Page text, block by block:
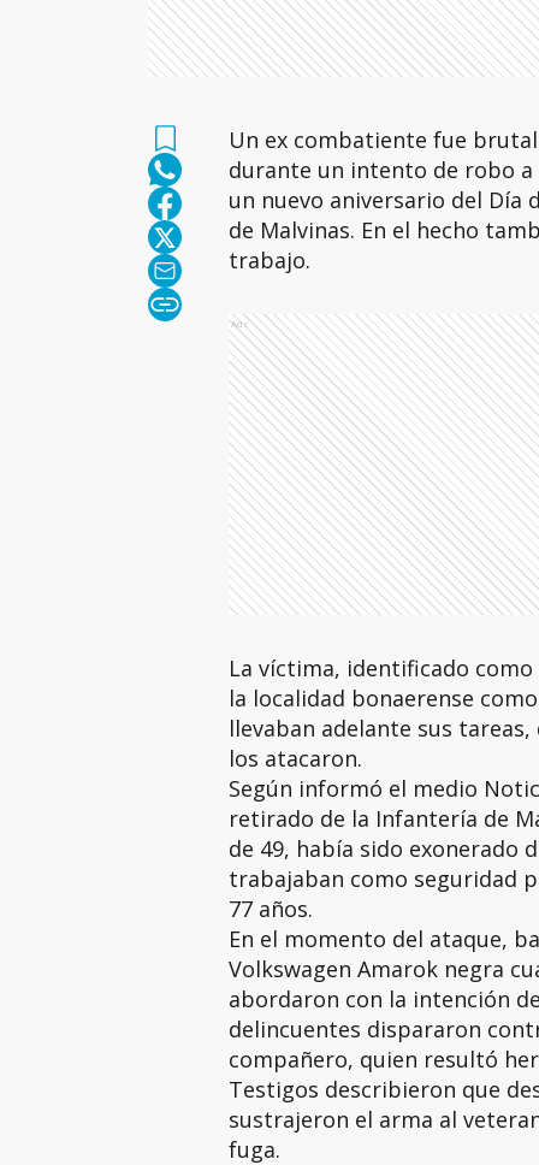
Un ex combatiente fue
durante un intento de robo a
un nuevo aniversario del Día
de Malvinas. En el hecho
trabajo.
Ads
La víctima, identificado
la localidad bonaerense
llevaban adelante sus
los atacaron.
Según informó el medio
retirado de la Infantería de
de 49, había sido exonerado
trabajaban como seguridad
77 años.
En el momento del ataque,
Volkswagen Amarok negra
abordaron con la intención
delincuentes dispararon
compañero, quien resultó
Testigos describieron que
sustrajeron el arma al
fuga.